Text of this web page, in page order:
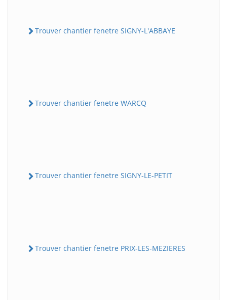
Trouver chantier fenetre SIGNY-L'ABBAYE
Trouver chantier fenetre WARCQ
Trouver chantier fenetre SIGNY-LE-PETIT
Trouver chantier fenetre PRIX-LES-MEZIERES